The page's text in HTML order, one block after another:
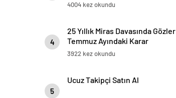
4004 kez okundu
4
25 Yıllık Miras Davasında Gözler
Temmuz Ayındaki Karar
Duruşmasına Çevrildi
3922 kez okundu
5
Ucuz Takipçi Satın Al